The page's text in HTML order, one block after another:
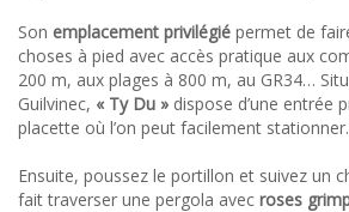
Son emplacement privilégié permet de
choses à pied avec accès pratique aux
200 m, aux plages à 800 m, au GR34…
Guilvinec, « Ty Du » dispose d’une entrée
placette où l’on peut facilement stationner.
Ensuite, poussez le portillon et suivez un
fait traverser une pergola avec roses